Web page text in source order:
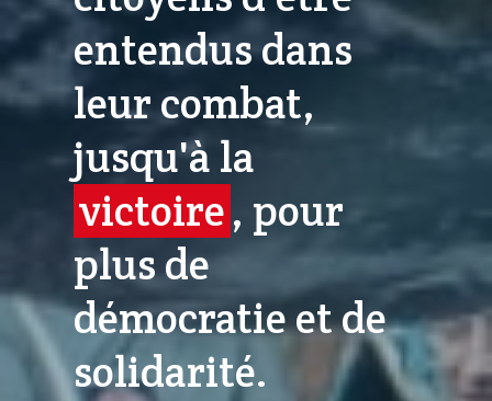
entendus dans
leur combat,
jusqu'à la
victoire, pour
plus de
démocratie et de
solidarité.